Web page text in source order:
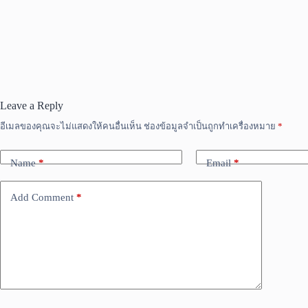
Leave a Reply
อีเมลของคุณจะไม่แสดงให้คนอื่นเห็น ช่องข้อมูลจำเป็นถูกทำเครื่องหมาย *
Name* Email*
Add Comment *